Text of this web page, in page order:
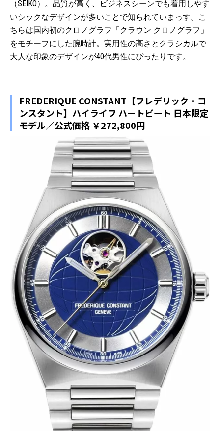
（SEIKO）。品質が高く、ビジネスシーンでも着用しやす
いシックなデザインが多いことで知られていまっす。こ
ちらは国内初のクロノグラフ「クラウン クロノグラフ」
をモチーフにした腕時計。実用性の高さとクラシカルで
大人な印象のデザインが40代男性にぴったりです。
FREDERIQUE CONSTANT【フレデリック・コ
ンスタント】ハイライフ ハートビート 日本限定
モデル／公式価格 ￥272,800円